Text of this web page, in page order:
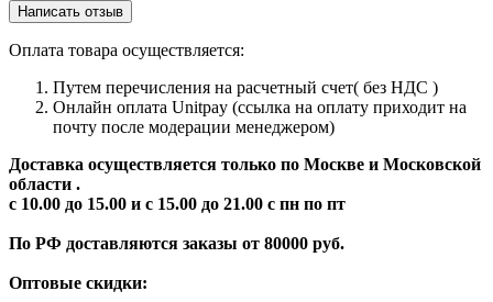
Написать отзыв
Оплата товара осуществляется:
Путем перечисления на расчетный счет( без НДС )
Онлайн оплата Unitpay (ссылка на оплату приходит на
почту после модерации менеджером)
Доставка осуществляется только по Москве и Московской
области .
с 10.00 до 15.00 и с 15.00 до 21.00 с пн по пт
По РФ доставляются заказы от 80000 руб.
Оптовые скидки: